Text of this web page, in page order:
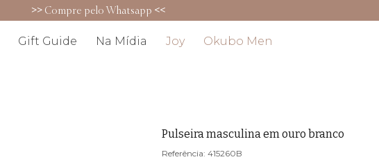
>>Compre pelo Whatsapp <<
Gift Guide Na Mídia Joy Okubo Men
Pulseira masculina em ouro branco
415260B